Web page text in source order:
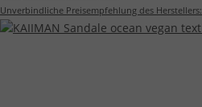
Unverbindliche Preisempfehlung des Herstellers: